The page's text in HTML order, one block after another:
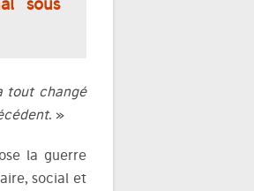
sous
tout changé
. »
la guerre
social et